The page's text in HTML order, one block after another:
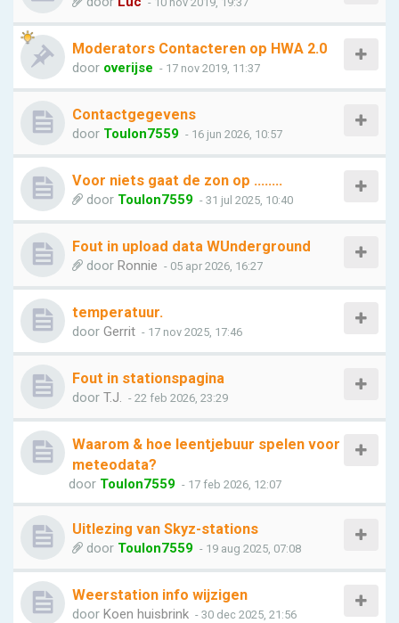
Moderators Contacteren op HWA 2.0
door overijse - 17 nov 2019, 11:37
Contactgegevens
door Toulon7559 - 16 jun 2026, 10:57
Voor niets gaat de zon op ........
door Toulon7559 - 31 jul 2025, 10:40
Fout in upload data WUnderground
door Ronnie - 05 apr 2026, 16:27
temperatuur.
door Gerrit - 17 nov 2025, 17:46
Fout in stationspagina
door T.J. - 22 feb 2026, 23:29
Waarom & hoe leentjebuur spelen voor
meteodata?
door Toulon7559 - 17 feb 2026, 12:07
Uitlezing van Skyz-stations
door Toulon7559 - 19 aug 2025, 07:08
Weerstation info wijzigen
door Koen huisbrink - 30 dec 2025, 21:56